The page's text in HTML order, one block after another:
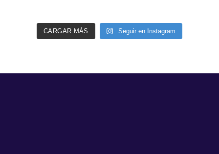
CARGAR MÁS Seguir en Instagram